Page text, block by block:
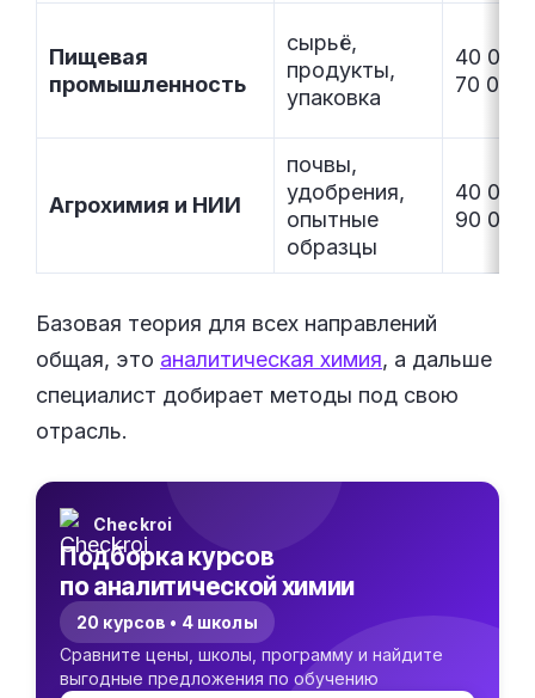
Пищевая
промышленность
сырьё,
продукты,
упаковка
40
70 000
Агрохимия и НИИ
почвы,
удобрения,
опытные
образцы
40
90 000
Базовая теория для всех направлений
общая, это аналитическая химия, а дальше
специалист добирает методы под свою
отрасль.
Checkroi
Подборка курсов
по аналитической химии
20 курсов • 4 школы
Сравните цены, школы, программу и найдите
выгодные предложения по обучению